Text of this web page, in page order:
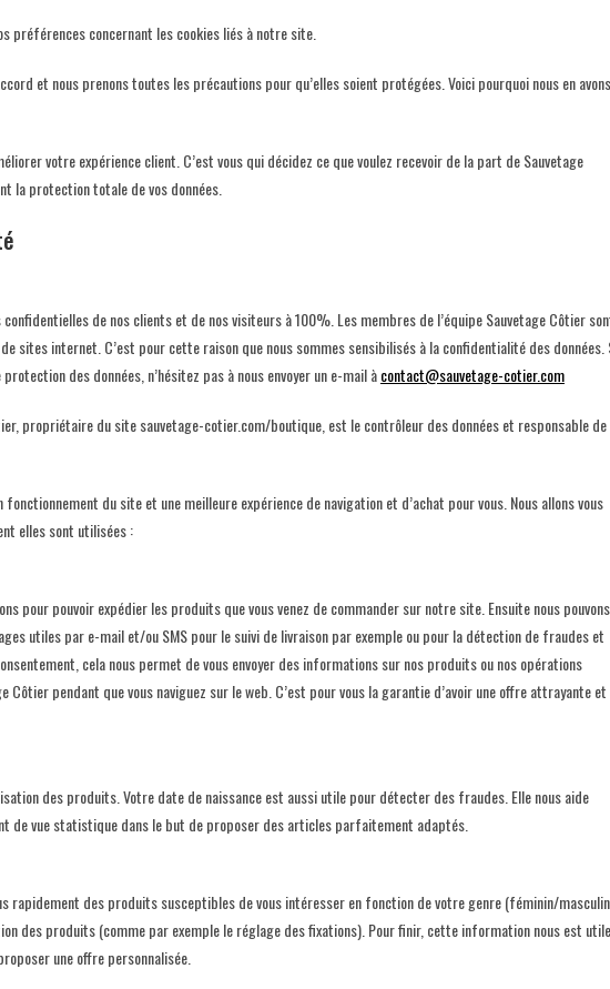
préférences concernant les cookies liés à notre site.
et nous prenons toutes les précautions pour qu’elles soient protégées. Voici pourquoi nous en avons
votre expérience client. C’est vous qui décidez ce que voulez recevoir de la part de Sauvetage
la protection totale de vos données.
de nos clients et de nos visiteurs à 100%. Les membres de l’équipe Sauvetage Côtier
sites internet. C’est pour cette raison que nous sommes sensibilisés à la confidentialité des données.
des données, n’hésitez pas à nous envoyer un e-mail àcontact@sauvetage-cotier.com
propriétaire du site sauvetage-cotier.com/boutique, est le contrôleur des données et responsable
du site et une meilleure expérience de navigation et d’achat pour vous. Nous allons vous
elles sont utilisées :
pour pouvoir expédier les produits que vous venez de commander sur notre site. Ensuite nous pouvons
utiles par e-mail et/ou SMS pour le suivi de livraison par exemple ou pour la détection de fraudes et
cela nous permet de vous envoyer des informations sur nos produits ou nos opérations
Côtier pendant que vous naviguez sur le web. C’est pour vous la garantie d’avoir une offre attrayante et
des produits. Votre date de naissance est aussi utile pour détecter des fraudes. Elle nous aide
de vue statistique dans le but de proposer des articles parfaitement adaptés.
rapidement des produits susceptibles de vous intéresser en fonction de votre genre (féminin/
des produits (comme par exemple le réglage des fixations). Pour finir, cette information nous est utile
une offre personnalisée.